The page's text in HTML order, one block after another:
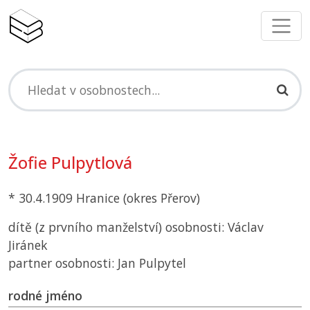
Žofie Pulpytlová
* 30.4.1909 Hranice (okres Přerov)
dítě (z prvního manželství) osobnosti: Václav
Jiránek
partner osobnosti: Jan Pulpytel
rodné jméno